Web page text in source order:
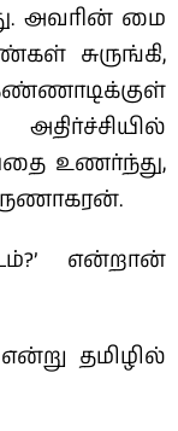
அவரின் மை
சுருங்கி,
உணர்ந்து,
என்றான்
தமிழில்